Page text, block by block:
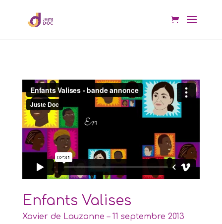
Enfants Valises
Xavier de Lauzanne – 11 septembre 2013